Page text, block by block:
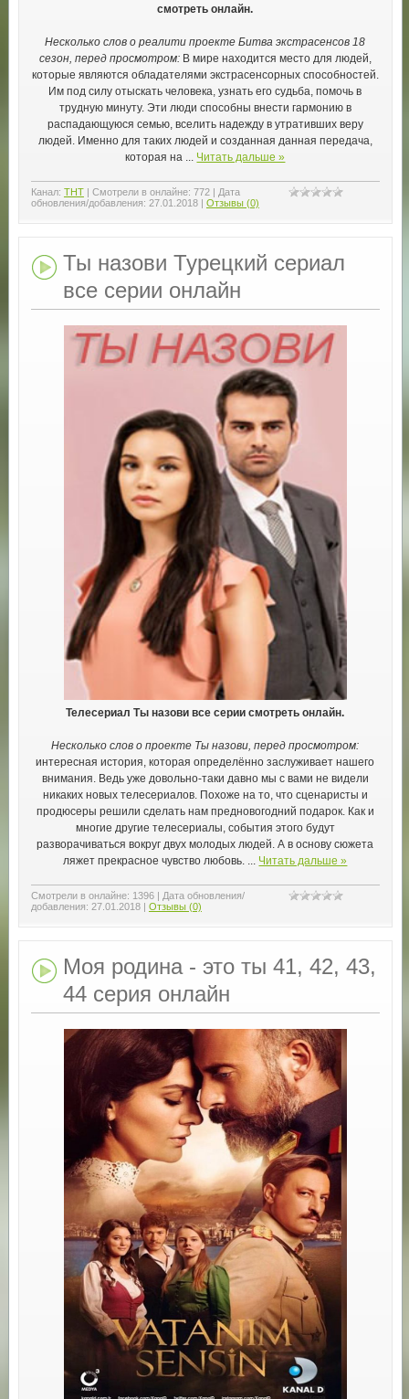
смотреть онлайн.
Несколько слов о реалити проекте Битва экстрасенсов 18
сезон, перед просмотром:В мире находится место для людей,
которые являются обладателями экстрасенсорных способностей.
Им под силу отыскать человека, узнать его судьба, помочь в
трудную минуту. Эти люди способны внести гармонию в
распадающуюся семью, вселить надежду в утративших веру
людей. Именно для таких людей и созданная данная передача,
которая на
Читать дальше »
Канал: ТНТ| Смотрели в онлайне: 772| Дата
обновления/добавления: 27.01.2018 | Отзывы (0)
Ты назови Турецкий сериал
все серии онлайн
Телесериал Ты назови все серии смотреть онлайн.
Несколько слов о проекте Ты назови, перед просмотром:
интересная история, которая определённо заслуживает нашего
внимания. Ведь уже довольно-таки давно мы с вами не видели
никаких новых телесериалов. Похоже на то, что сценаристы и
продюсеры решили сделать нам предновогодний подарок. Как и
многие другие телесериалы, события этого будут
разворачиваться вокруг двух молодых людей. А в основу сюжета
ляжет прекрасное чувство любовь.
Читать дальше »
Смотрели в онлайне: 1396| Дата обновления/
добавления: 27.01.2018 | Отзывы (0)
Моя родина - это ты 41, 42, 43,
44 серия онлайн